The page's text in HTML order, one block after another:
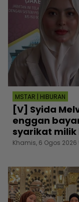
MSTAR | HIBURAN
[V] Syida
enggan
syarikat
Khamis, 6 Ogos 2026